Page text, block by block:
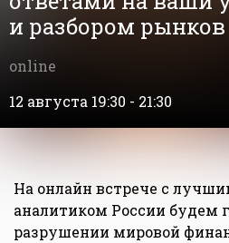
и разбором рынков
online
12 августа 19:30 - 21:30
На онлайн встрече с
аналитиком России будем
разрушении мировой